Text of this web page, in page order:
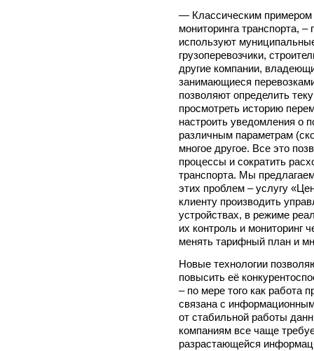
— Классическим
мониторинга транспорта,
используют
грузоперевозчики,
другие компании,
занимающиеся
позволяют определить
просмотреть историю
настроить уведомления о
различным параметрам
многое другое. Все это
процессы и сократить
транспорта. Мы
этих проблем – услугу
клиенту производить
устройствах, в режиме
их контроль и мониторинг
менять тарифный план и
Новые технологии
повысить её
– по мере того как работа
связана с
от стабильной работы
компаниям все чаще
разрастающейся